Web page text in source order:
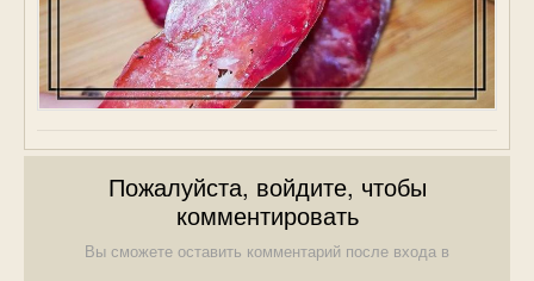
Пожалуйста, войдите, чтобы
комментировать
Вы сможете оставить комментарий после входа в